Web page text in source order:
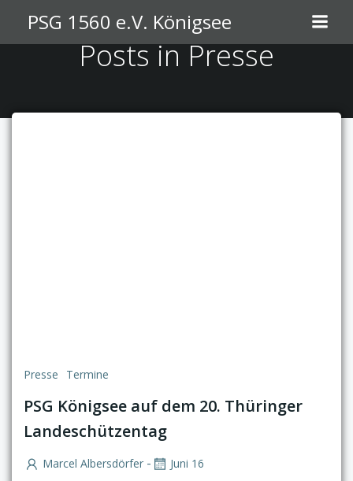
Inhalt
springen
PSG 1560 e.V. Königsee
Posts in Presse
Presse Termine
PSG Königsee auf dem 20. Thüringer
Landeschützentag
Marcel Albersdörfer - Juni 16